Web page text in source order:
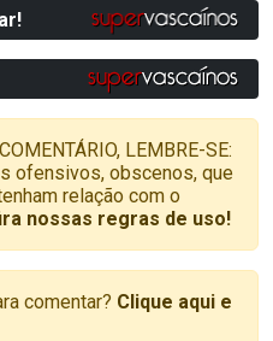
LEMBRE-SE:
ofensivos, obscenos, que
relação com o
nossas regras de uso!
comentar? Clique aqui e